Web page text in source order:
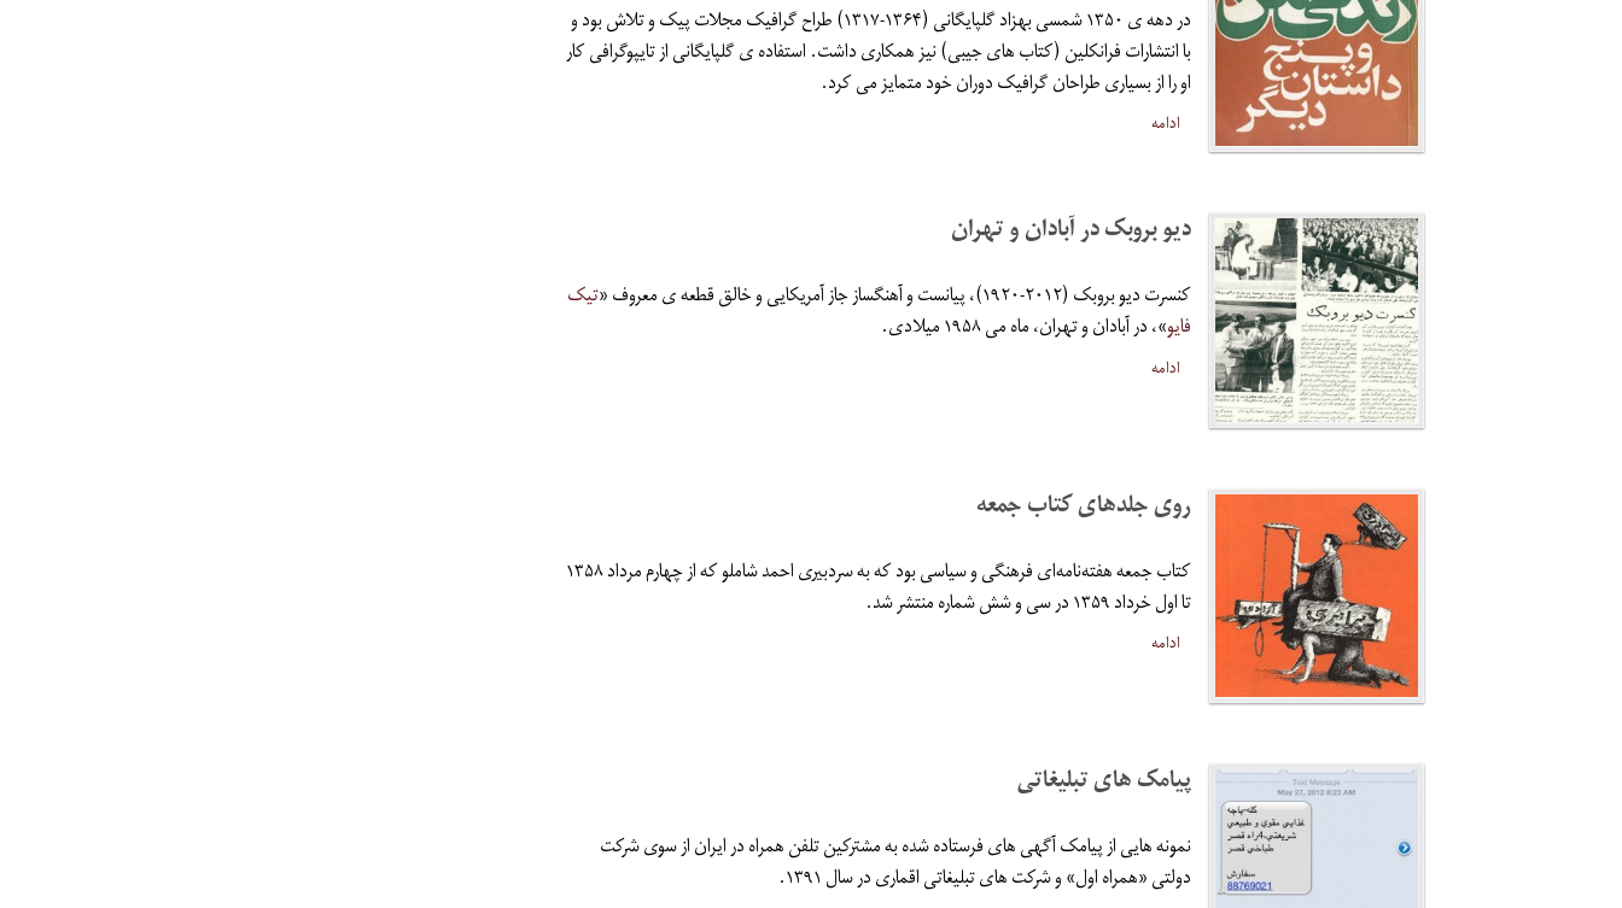
در دهه ی ۱۳۵۰ شمسی بهزاد گلپایگانی (۱۳۶۴-۱۳۱۷) طراح گرافیک مجلات پیک و تلاش بود و
با انتشارات فرانکلین (کتاب های جیبی) نیز همکاری داشت. استفاده ی گلپایگانی از تایپوگرافی کار
او را از بسیاری طراحان گرافیک دوران خود متمایز می کرد.
ادامه
دیو بروبک در آبادان و تهران
کنسرت دیو بروبک (۲۰۱۲-۱۹۲۰)، پیانست و آهنگساز جاز آمریکایی و خالق قطعه ی معروف « تیک
فایو»، در آبادان و تهران، ماه می ۱۹۵۸ میلادی.
ادامه
روی جلدهای کتاب جمعه
کتاب جمعه هفته‌نامه‌ای فرهنگی و سیاسی بود که به سردبيری احمد شاملو که از چهارم مرداد ۱۳۵۸
تا اول خرداد ۱۳۵۹ در سی و شش شماره منتشر شد.
ادامه
پیامک های تبلیغاتی
نمونه هایی از پیامک آگهی های فرستاده شده به مشترکین تلفن همراه در ایران از سوی شرکت
دولتی «همراه اول» و شرکت های تبلیغاتی اقماری در سال ۱۳۹۱.